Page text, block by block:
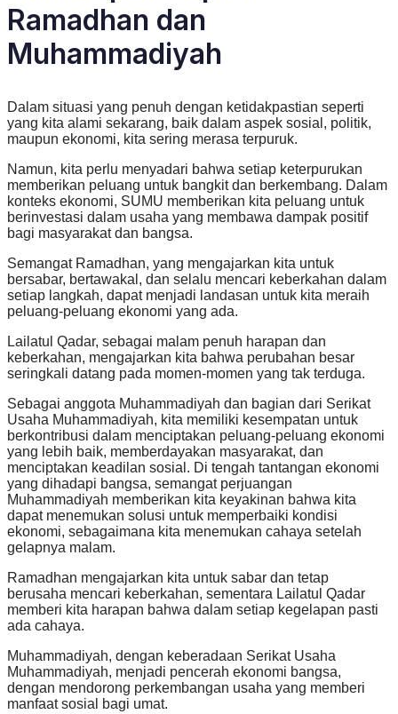
Ramadhan dan
Muhammadiyah
Dalam situasi yang penuh dengan ketidakpastian seperti
yang kita alami sekarang, baik dalam aspek sosial, politik,
maupun ekonomi, kita sering merasa terpuruk.
Namun, kita perlu menyadari bahwa setiap keterpurukan
memberikan peluang untuk bangkit dan berkembang. Dalam
konteks ekonomi, SUMU memberikan kita peluang untuk
berinvestasi dalam usaha yang membawa dampak positif
bagi masyarakat dan bangsa.
Semangat Ramadhan, yang mengajarkan kita untuk
bersabar, bertawakal, dan selalu mencari keberkahan dalam
setiap langkah, dapat menjadi landasan untuk kita meraih
peluang-peluang ekonomi yang ada.
Lailatul Qadar, sebagai malam penuh harapan dan
keberkahan, mengajarkan kita bahwa perubahan besar
seringkali datang pada momen-momen yang tak terduga.
Sebagai anggota Muhammadiyah dan bagian dari Serikat
Usaha Muhammadiyah, kita memiliki kesempatan untuk
berkontribusi dalam menciptakan peluang-peluang ekonomi
yang lebih baik, memberdayakan masyarakat, dan
menciptakan keadilan sosial. Di tengah tantangan ekonomi
yang dihadapi bangsa, semangat perjuangan
Muhammadiyah memberikan kita keyakinan bahwa kita
dapat menemukan solusi untuk memperbaiki kondisi
ekonomi, sebagaimana kita menemukan cahaya setelah
gelapnya malam.
Ramadhan mengajarkan kita untuk sabar dan tetap
berusaha mencari keberkahan, sementara Lailatul Qadar
memberi kita harapan bahwa dalam setiap kegelapan pasti
ada cahaya.
Muhammadiyah, dengan keberadaan Serikat Usaha
Muhammadiyah, menjadi pencerah ekonomi bangsa,
dengan mendorong perkembangan usaha yang memberi
manfaat sosial bagi umat.